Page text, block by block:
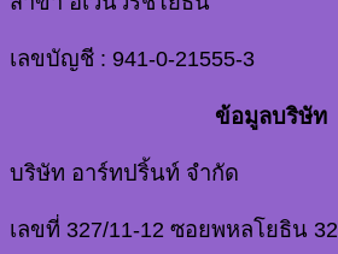
เลขบัญชี : 941-0-21555-3
ข้อมูลบริษัท
บริษัท อาร์ทปริ้นท์ จำกัด
เลขที่ 327/11-12 ซอยพหลโยธิน 32